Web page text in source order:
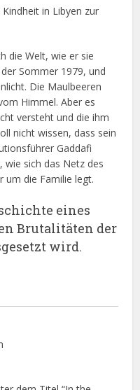
in Libyen zur
die Welt, wie er sie
Sommer 1979, und
Die Maulbeeren
Himmel. Aber es
versteht und die ihm
nicht wissen, dass sein
Gaddafi
wie sich das Netz des
um die Familie legt.
eines
Brutalitäten der
wird.